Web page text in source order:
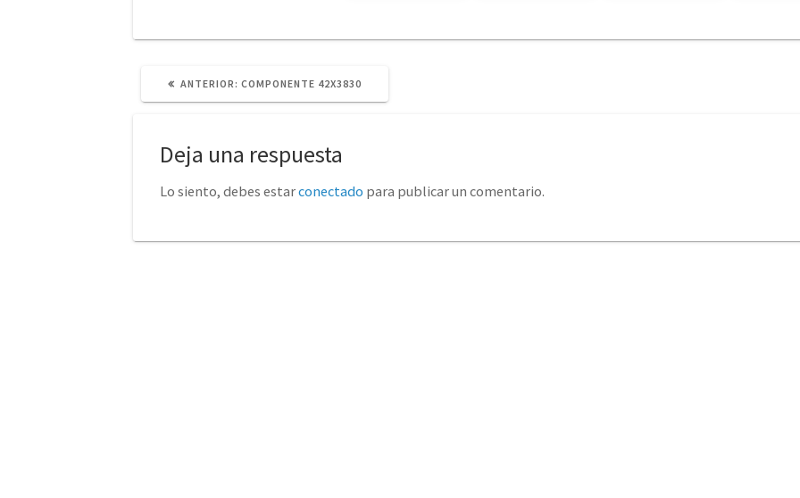
ANTERIOR: POST
COMPONENTE 42X3830
Deja una respuesta
Lo siento, debes estarconectado para publicar un comentario.